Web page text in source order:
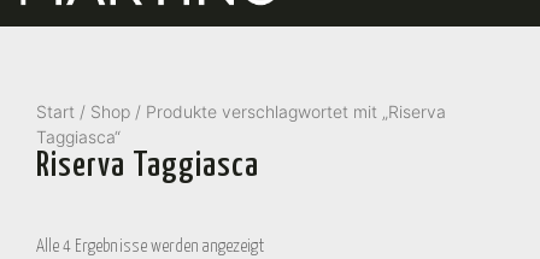
Start / Shop / Produkte verschlagwortet mit „Riserva
Taggiasca“
Riserva Taggiasca
Alle 4 Ergebnisse werden angezeigt